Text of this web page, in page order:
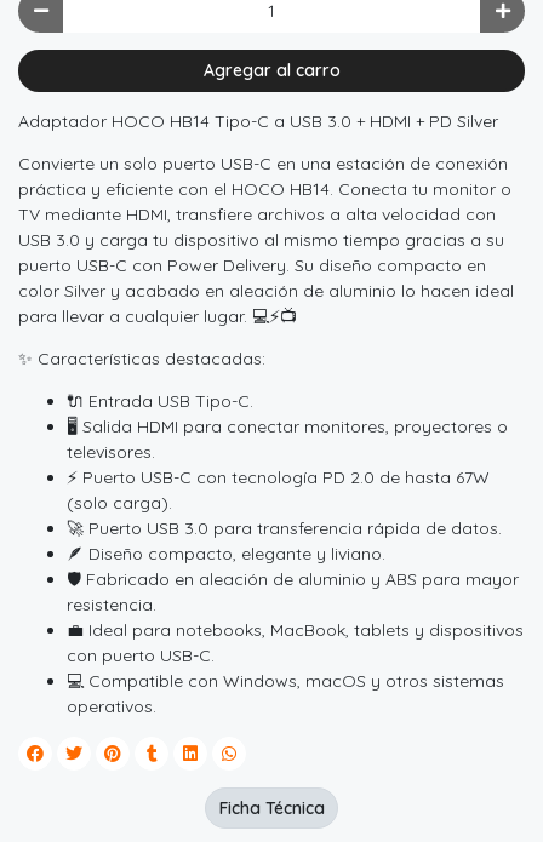
Agregar al carro
Adaptador HOCO HB14 Tipo-C a USB 3.0 + HDMI + PD Silver
Convierte un solo puerto USB-C en una estación de conexión
práctica y eficiente con el HOCO HB14. Conecta tu monitor o
TV mediante HDMI, transfiere archivos a alta velocidad con
USB 3.0 y carga tu dispositivo al mismo tiempo gracias a su
puerto USB-C con Power Delivery. Su diseño compacto en
color Silver y acabado en aleación de aluminio lo hacen ideal
para llevar a cualquier lugar. 💻⚡📺
✨ Características destacadas:
🔌 Entrada USB Tipo-C.
🖥️ Salida HDMI para conectar monitores, proyectores o
televisores.
⚡ Puerto USB-C con tecnología PD 2.0 de hasta 67W
(solo carga).
🚀 Puerto USB 3.0 para transferencia rápida de datos.
🪶 Diseño compacto, elegante y liviano.
🛡️ Fabricado en aleación de aluminio y ABS para mayor
resistencia.
💼 Ideal para notebooks, MacBook, tablets y dispositivos
con puerto USB-C.
💻 Compatible con Windows, macOS y otros sistemas
operativos.
Ficha Técnica